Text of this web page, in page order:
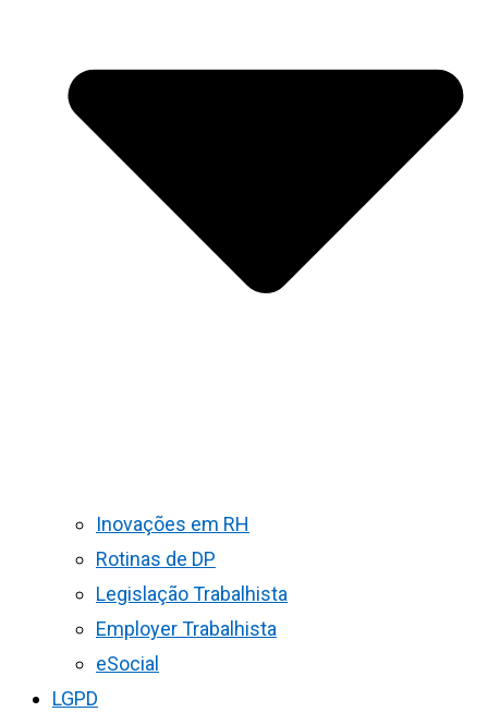
Inovações em RH
Rotinas de DP
Legislação Trabalhista
Employer Trabalhista
eSocial
LGPD